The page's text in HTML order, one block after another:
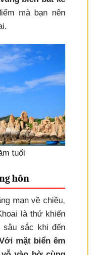
mà bạn nên
tuổi
hôn
mạn về chiều,
là thứ khiến
sâu sắc khi đến
mặt biển êm